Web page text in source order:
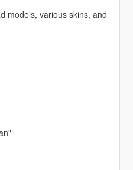
models, various skins, and